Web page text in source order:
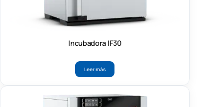
Incubadora IF30
Leer más